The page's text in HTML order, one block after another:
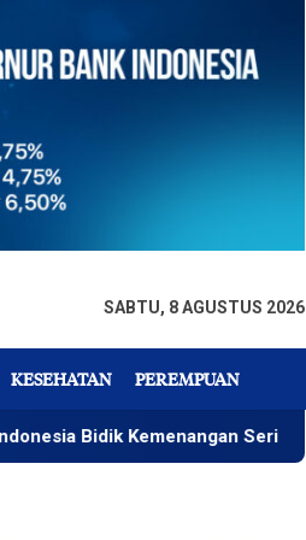
SABTU, 8 AGUSTUS 2026
KESEHATAN PEREMPUAN
Seri 4 ARRC